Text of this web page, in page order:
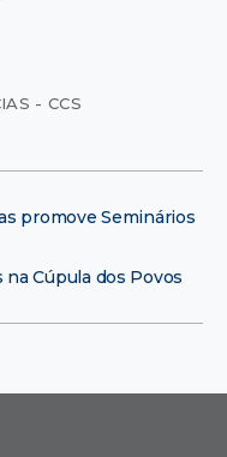
- CCS
promove Seminários
Cúpula dos Povos